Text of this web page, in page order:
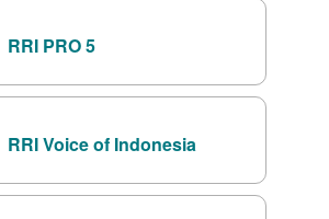
RRI PRO 5
RRI Voice of Indonesia